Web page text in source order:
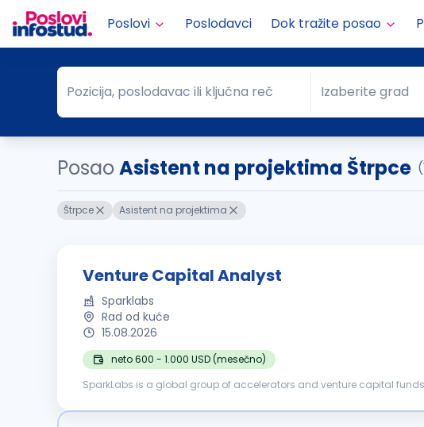
Poslovi Poslodavci Dok tražite posao
Pozicija, poslodavac ili ključna reč
Pozicija, poslodavac ili ključna reč Grad
Izaberite grad
PosaoAsistent na projektima Štrpce
Štrpce Asistent na projektima
Venture Capital Analyst
Sparklabs
Rad od kuće
15.08.2026
neto 600 - 1.000 USD (mesečno)
SparkLabs is a global group of accelerators and venture capital